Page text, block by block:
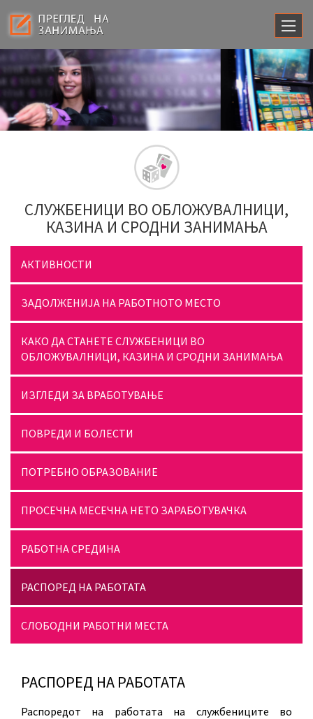
СЛУЖБЕНИЦИ ВО ОБЛОЖУВАЛНИЦИ,
КАЗИНА И СРОДНИ ЗАНИМАЊА
АКТИВНОСТИ
ЗАДОЛЖЕНИЈА НА РАБОТНОТО МЕСТО
КАКО ДА СТАНЕТЕ СЛУЖБЕНИЦИ ВО
ОБЛОЖУВАЛНИЦИ, КАЗИНА И СРОДНИ ЗАНИМАЊА
ИЗГЛЕДИ ЗА ВРАБОТУВАЊЕ
ПОВРЕДИ И БОЛЕСТИ
ПОТРЕБНО ОБРАЗОВАНИЕ
ПРОСЕЧНА МЕСЕЧНА НЕТО ЗАРАБОТУВАЧКА
РАБОТНА СРЕДИНА
РАСПОРЕД НА РАБОТАТА
СЛОБОДНИ РАБОТНИ МЕСТА
РАСПОРЕД НА РАБОТАТА
Распоредот на работата на службениците во